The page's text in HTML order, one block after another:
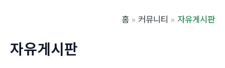
홈 커뮤니티 자유게시판
자유게시판